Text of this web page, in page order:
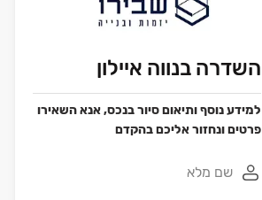
השדרה בנווה איילון
למידע נוסף ותיאום סיור בנכס, אנא השאירו
פרטים ונחזור אליכם בהקדם